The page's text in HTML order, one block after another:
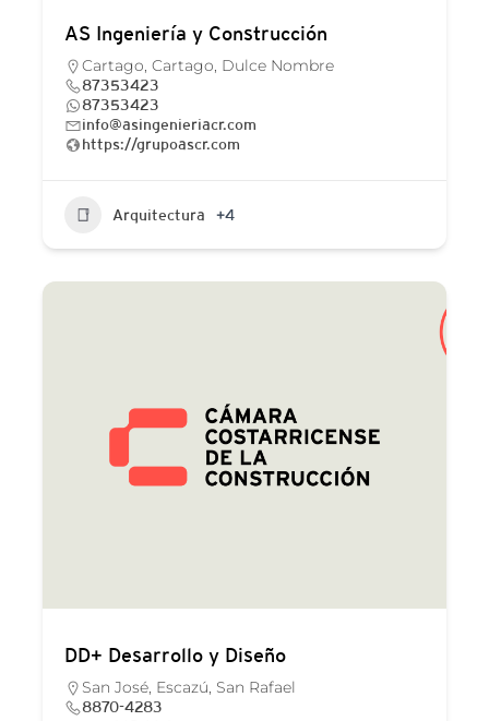
AS Ingeniería y Construcción
Cartago, Cartago, Dulce Nombre
87353423
87353423
info@asingenieriacr.com
https://grupoascr.com
Arquitectura +4
DD+ Desarrollo y Diseño
San José, Escazú, San Rafael
8870-4283